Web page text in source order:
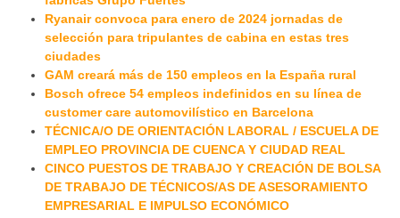
Ryanair convoca para enero de 2024 jornadas de
selección para tripulantes de cabina en estas tres
ciudades
GAM creará más de 150 empleos en la España rural
Bosch ofrece 54 empleos indefinidos en su línea de
customer care automovilístico en Barcelona
TÉCNICA/O DE ORIENTACIÓN LABORAL / ESCUELA DE
EMPLEO PROVINCIA DE CUENCA Y CIUDAD REAL
CINCO PUESTOS DE TRABAJO Y CREACIÓN DE BOLSA
DE TRABAJO DE TÉCNICOS/AS DE ASESORAMIENTO
EMPRESARIAL E IMPULSO ECONÓMICO